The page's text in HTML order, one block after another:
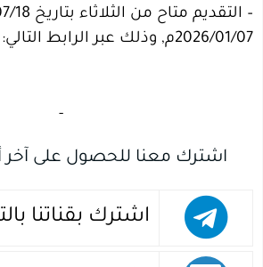
2026/01/07م, وذلك عبر الرابط التالي:
-‏
اشترك معنا للحصول على آخر
اشترك بقناتنا